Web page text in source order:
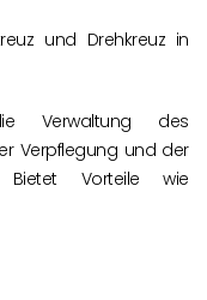
und Drehkreuz in
Verwaltung des
Verpflegung und der
Bietet Vorteile wie